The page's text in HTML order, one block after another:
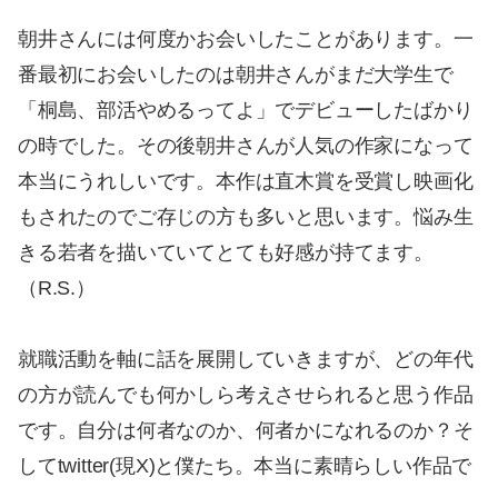
朝井さんには何度かお会いしたことがあります。一
番最初にお会いしたのは朝井さんがまだ大学生で
「桐島、部活やめるってよ」でデビューしたばかり
の時でした。その後朝井さんが人気の作家になって
本当にうれしいです。本作は直木賞を受賞し映画化
もされたのでご存じの方も多いと思います。悩み生
きる若者を描いていてとても好感が持てます。
（R.S.）
就職活動を軸に話を展開していきますが、どの年代
の方が読んでも何かしら考えさせられると思う作品
です。自分は何者なのか、何者かになれるのか？そ
してtwitter(現X)と僕たち。本当に素晴らしい作品で